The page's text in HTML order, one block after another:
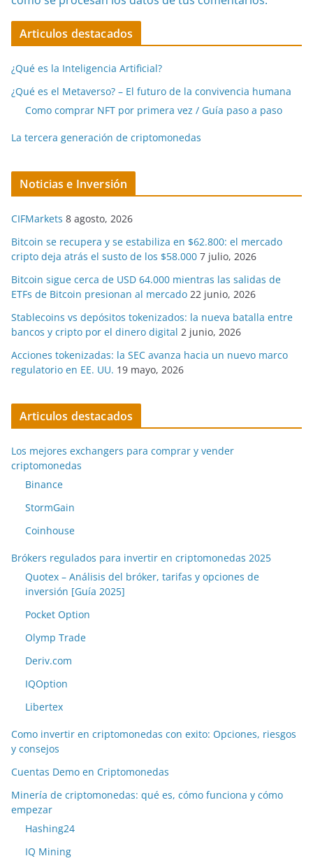
Articulos destacados
¿Qué es la Inteligencia Artificial?
¿Qué es el Metaverso? – El futuro de la convivencia humana
Como comprar NFT por primera vez / Guía paso a paso
La tercera generación de criptomonedas
Noticias e Inversión
CIFMarkets 8 agosto, 2026
Bitcoin se recupera y se estabiliza en $62.800: el mercado
cripto deja atrás el susto de los $58.000 7 julio, 2026
Bitcoin sigue cerca de USD 64.000 mientras las salidas de
ETFs de Bitcoin presionan al mercado 22 junio, 2026
Stablecoins vs depósitos tokenizados: la nueva batalla entre
bancos y cripto por el dinero digital 2 junio, 2026
Acciones tokenizadas: la SEC avanza hacia un nuevo marco
regulatorio en EE. UU. 19 mayo, 2026
Articulos destacados
Los mejores exchangers para comprar y vender
criptomonedas
Binance
StormGain
Coinhouse
Brókers regulados para invertir en criptomonedas 2025
Quotex – Análisis del bróker, tarifas y opciones de
inversión [Guía 2025]
Pocket Option
Olymp Trade
Deriv.com
IQOption
Libertex
Como invertir en criptomonedas con exito: Opciones, riesgos
y consejos
Cuentas Demo en Criptomonedas
Minería de criptomonedas: qué es, cómo funciona y cómo
empezar
Hashing24
IQ Mining